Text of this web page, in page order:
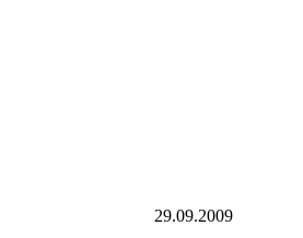
29.09.2009